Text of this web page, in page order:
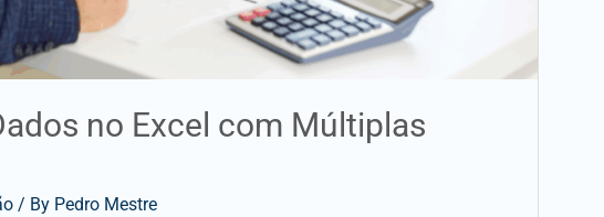
no Excel com Múltiplas
/ By Pedro Mestre